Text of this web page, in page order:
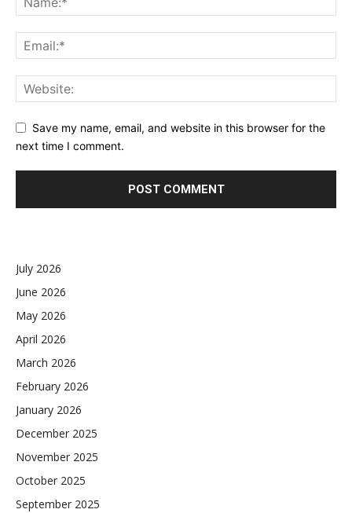
Save my name, email, and website in this browser for the
next time I comment.
July 2026
June 2026
May 2026
April 2026
March 2026
February 2026
January 2026
December 2025
November 2025
October 2025
September 2025